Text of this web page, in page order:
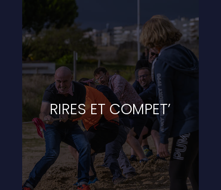
RIRES ET COMPET’